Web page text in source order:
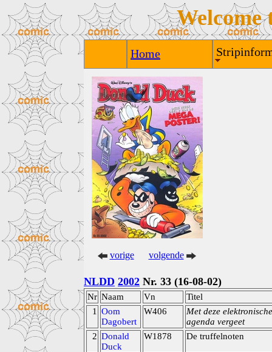
Welcome
Home
vorige volgende
NLDD 2002 Nr. 33 (16-08-02)
Nr Naam Vn
Titel
1
Oom
Dagobert
W406
Met deze elektronische
agenda vergeet
2 Donald
Duck
W1878 De truffelnoten